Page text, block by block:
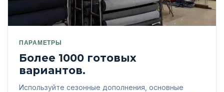
ПАРАМЕТРЫ
Более 1000 готовых
вариантов.
Используйте сезонные дополнения, основные